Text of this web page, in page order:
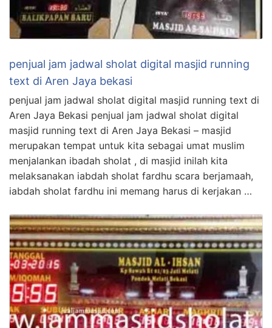
penjual jam jadwal sholat digital masjid running
text di Aren Jaya bekasi
penjual jam jadwal sholat digital masjid running text di
Aren Jaya Bekasi penjual jam jadwal sholat digital
masjid running text di Aren Jaya Bekasi – masjid
merupakan tempat untuk kita sebagai umat muslim
menjalankan ibadah sholat , di masjid inilah kita
melaksanakan iabdah sholat fardhu scara berjamaah,
iabdah sholat fardhu ini memang harus di kerjakan …